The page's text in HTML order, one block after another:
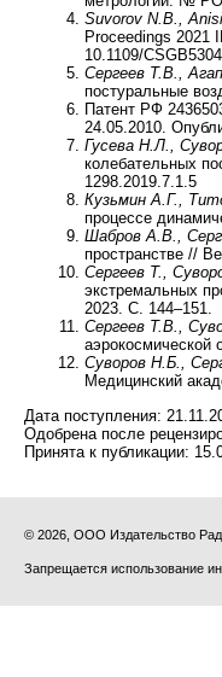
Suvorov N.B.,
Proceedings 2021
10.1109/
Сергеев Т.В.,
постуральные
Патент РФ
24.05.2010.
Гусева Н.Л.,
колебательных
1298.2019.7.1.5
Кузьмин А.Г.,
процессе
Шабров А.В.,
пространстве //
Сергеев Т.,
экстремальных
2023. С. 144–151.
Сергеев Т.В.,
Суворов Н.Б.,
Медицинский
Дата поступления:
Одобрена после
Принята к публикации:
© 2026, ООО Издательство
Запрещается использование